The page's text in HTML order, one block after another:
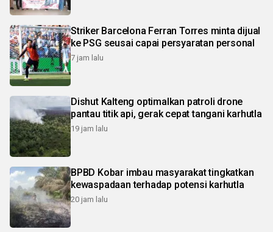
Striker Barcelona Ferran Torres minta dijual
ke PSG seusai capai persyaratan personal
7 jam lalu
Dishut Kalteng optimalkan patroli drone
pantau titik api, gerak cepat tangani karhutla
19 jam lalu
BPBD Kobar imbau masyarakat tingkatkan
kewaspadaan terhadap potensi karhutla
20 jam lalu